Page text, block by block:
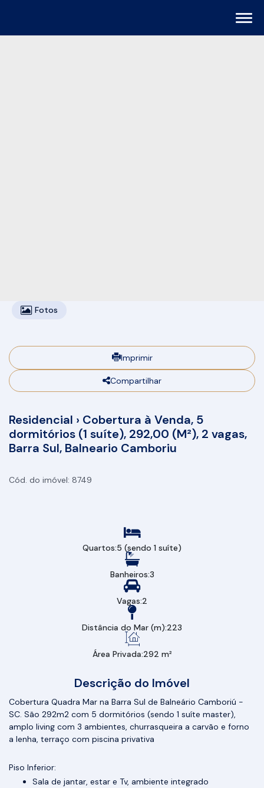
Fotos
Imprimir
Compartilhar
Residencial › Cobertura à Venda, 5
dormitórios (1 suíte), 292,00 (M²), 2 vagas,
Barra Sul, Balneario Camboriu
8749
Quartos:5 (sendo 1 suíte)
Banheiros:3
Vagas:2
Distância do Mar (m):223
Área Privada:292 m²
Descrição do Imóvel
Cobertura Quadra Mar na Barra Sul de Balneário Camboriú -
SC. São 292m2 com 5 dormitórios (sendo 1 suíte master),
amplo living com 3 ambientes, churrasqueira a carvão e forno
a lenha, terraço com piscina privativa
Piso Inferior:
Sala de jantar, estar e Tv, ambiente integrado